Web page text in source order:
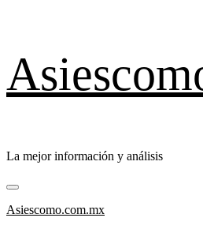
contenido
La mejor información y análisis
Menú
primario
Asiescomo.com.mx